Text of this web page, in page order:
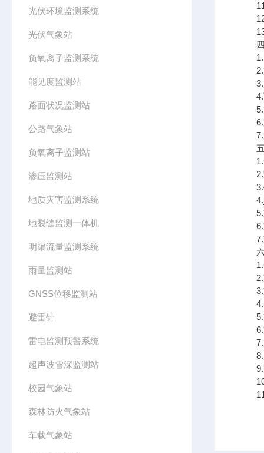
光伏环境监测系统
光伏气象站
负氧离子监测系统
能见度监测站
路面状况监测站
公路气象站
负氧离子监测站
渗压监测站
地质灾害监测系统
地裂缝监测一体机
明渠流量监测系统
雨量监测站
GNSS位移监测站
避雷针
雷电监测预警系统
超声波雪深监测站
校园气象站
森林防火气象站
车载气象站
11.
12.
13.
四
2.支
3.支
4.可
5.支
6.
7.支
五
1.安
2.
3.手
5.支
6.
7.支
六
2.支
3.支
4.云
5.支
6.支
7.
8.支
9.支
10.
11.